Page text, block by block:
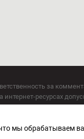
за
ресурсах
настоящего СМИ
службой по
мы обрабатываем